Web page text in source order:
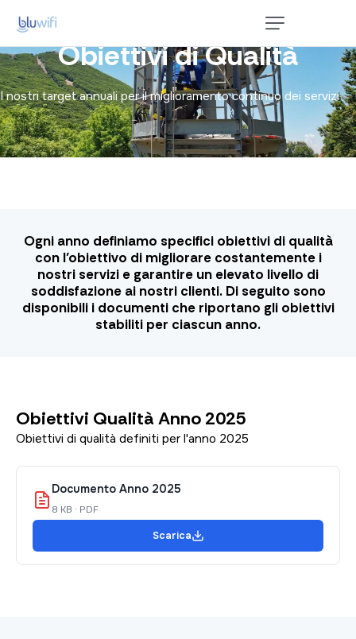
Home
Privati
P. Iva e Aziende
Obiettivi di Qualità
I nostri target annuali per il miglioramento continuo dei servizi
Ogni anno definiamo specifici obiettivi di qualità
con l’obiettivo di migliorare costantemente i
nostri servizi e garantire un elevato livello di
soddisfazione ai nostri clienti. Di seguito sono
disponibili i documenti che riportano gli obiettivi
stabiliti per ciascun anno.
Obiettivi Qualità Anno 2025
Obiettivi di qualità definiti per l'anno 2025
Documento Anno 2025
8 KB · PDF
Scarica